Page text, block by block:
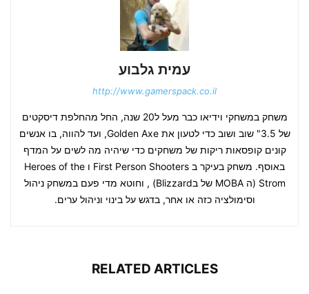
עמית גלבוע
http://www.gamerspack.co.il
משחק במשחקי וידיאו כבר מעל ל20 שנה, החל מהחלפת דיסקטים
של 3.5" שוב ושוב כדי לטעון את Golden Axe, ועד להווה, בו אנשים
קונים קופסאות ריקות של משחקים כדי שיהיה מה לשים על המדף
באוסף. משחק בעיקר ב First Person Shooters ו Heroes of the
Strom (ה MOBA של בBlizzard) , וחוטא מדי פעם במשחק ניהול
וסימולציה כזה או אחר, בדגש על בינוי וניהול ערים.
RELATED ARTICLES